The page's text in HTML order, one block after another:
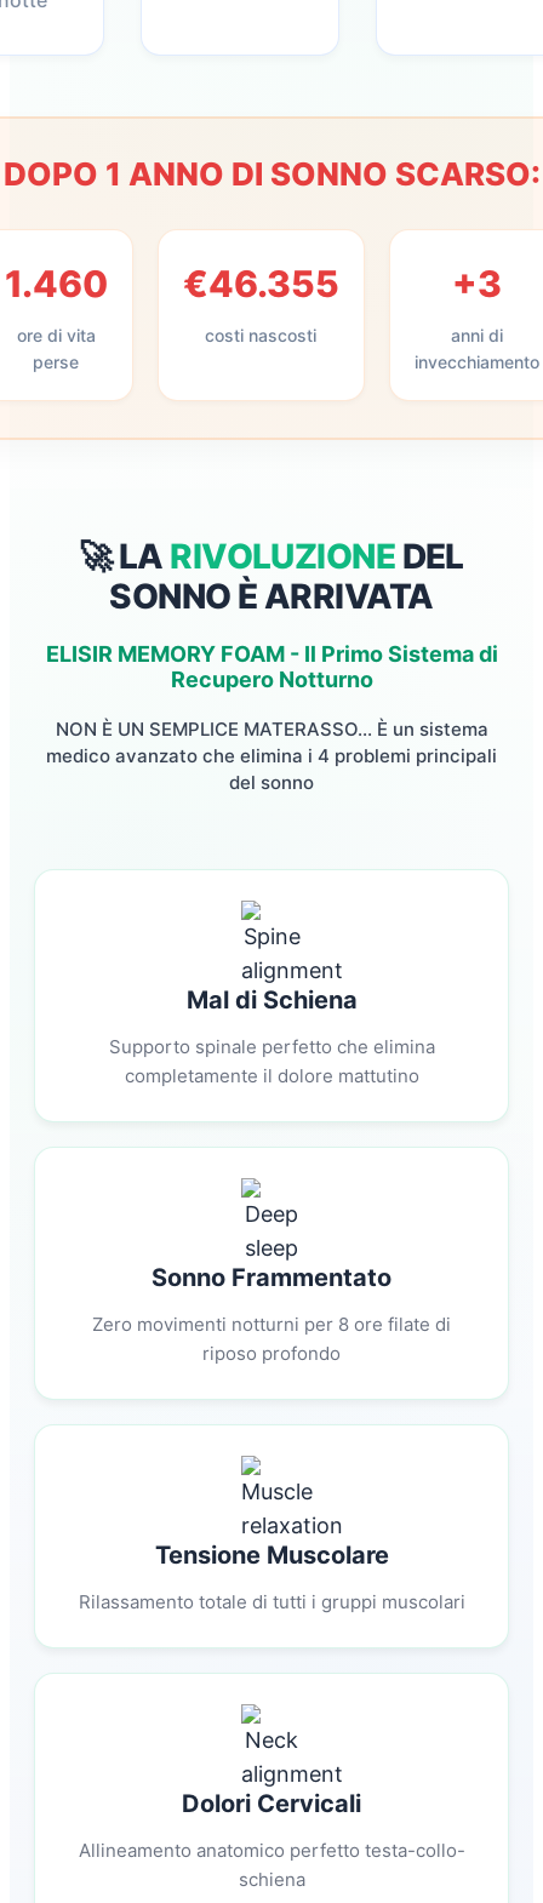
DOPO 1 ANNO DI SONNO SCARSO:
1.460
ore di vita
perse
€46.355
costi nascosti
+3
anni di
invecchiamento
🚀 LA RIVOLUZIONE DEL
SONNO È ARRIVATA
ELISIR MEMORY FOAM - Il Primo Sistema di
Recupero Notturno
NON È UN SEMPLICE MATERASSO... È un sistema
medico avanzato che elimina i 4 problemi principali
del sonno
Mal di Schiena
Supporto spinale perfetto che elimina
completamente il dolore mattutino
Sonno Frammentato
Zero movimenti notturni per 8 ore filate di
riposo profondo
Tensione Muscolare
Rilassamento totale di tutti i gruppi muscolari
Dolori Cervicali
Allineamento anatomico perfetto testa-collo-
schiena